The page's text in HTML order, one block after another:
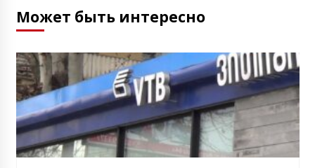
Может быть интересно